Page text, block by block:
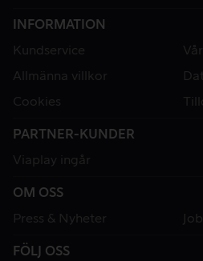
INFORMATION
Kundservice
Allmänna villkor
Cookies
PARTNER-KUNDER
Viaplay ingår
OM OSS
Press & Nyheter
FÖLJ OSS